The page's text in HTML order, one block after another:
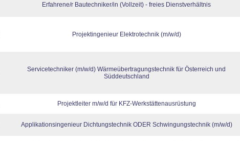
Erfahrene/r Bautechniker/in (Vollzeit) - freies Dienstverhältnis
Projektingenieur Elektrotechnik (m/w/d)
Servicetechniker (m/w/d) Wärmeübertragungstechnik für Österreich und
Süddeutschland
Projektleiter m/w/d für KFZ-Werkstättenausrüstung
Applikationsingenieur Dichtungstechnik ODER Schwingungstechnik (m/w/d)